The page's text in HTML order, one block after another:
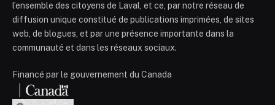
l’ensemble des citoyens de Laval, et ce, par notre réseau de
diffusion unique constitué de publications imprimées, de sites
web, de blogues, et par une présence importante dans la
communauté et dans les réseaux sociaux.
Financé par le gouvernement du Canada